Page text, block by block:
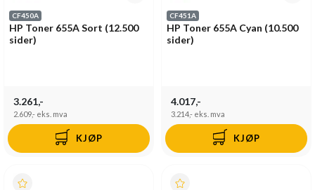
CF450A
HP Toner 655A Sort (12.500
sider)
3.261,-
2.609,- eks. mva
KJØP
CF451A
HP Toner 655A Cyan (10.500
sider)
4.017,-
3.214,- eks. mva
KJØP